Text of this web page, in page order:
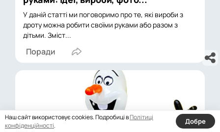
У даній статті ми поговоримо про те, які вироби з
дроту можна робити своїми руками або разом з
дітьми. Зміст...
Поради
Наш сайт використовує cookies. Подробиці вПолітиці
конфіденційності. Добре